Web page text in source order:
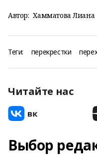
Автор: Хамматова Лиана
Теги: перекрестки
Читайте нас
Выбор